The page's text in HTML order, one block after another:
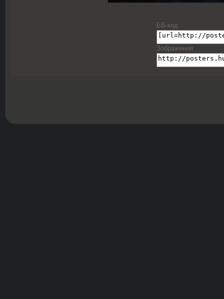
ББ-код
Зображення